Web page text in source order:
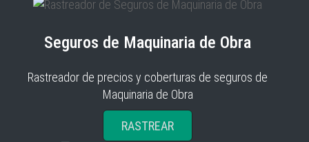
Seguros de Maquinaria de Obra
Rastreador de precios y coberturas de seguros de
Maquinaria de Obra
RASTREAR